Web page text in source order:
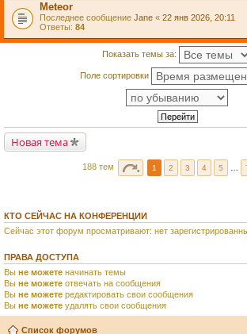
Meteor
Последнее сообщение Jane « 22 янв 2026, 20:11
Ответы: 84
Показать темы за:
Поле сортировки
Новая тема
188 тем 1 2 3 4 5
КТО СЕЙЧАС НА КОНФЕРЕНЦИИ
Сейчас этот форум просматривают: нет
ПРАВА ДОСТУПА
Вы не можете начинать темы
Вы не можете отвечать на сообщения
Вы не можете редактировать свои сообщения
Вы не можете удалять свои сообщения
Список форумов